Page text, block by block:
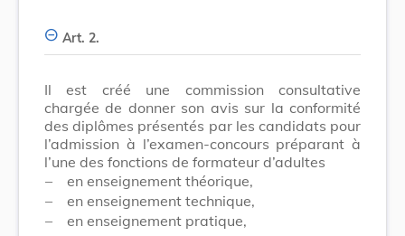
Art. 2.
Il est créé une commission consultative
chargée de donner son avis sur la conformité
des diplômes présentés par les candidats pour
l’admission à l’examen-concours préparant à
l’une des fonctions de formateur d’adultes
–
en enseignement théorique,
–
en enseignement technique,
–
en enseignement pratique,